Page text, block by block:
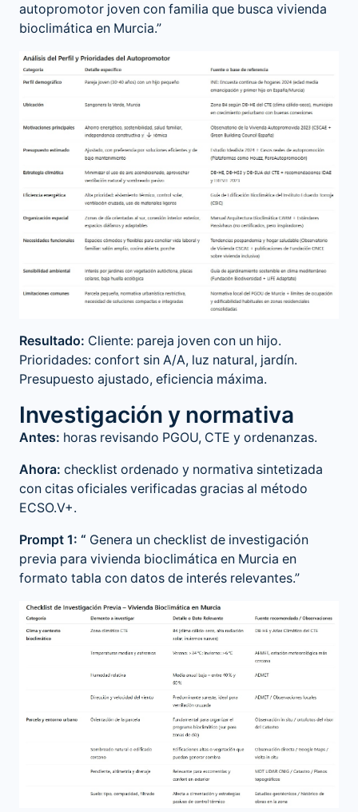
autopromotor joven con familia que busca vivienda
bioclimática en Murcia.”
Resultado: Cliente: pareja joven con un hijo.
Prioridades: confort sin A/A, luz natural, jardín.
Presupuesto ajustado, eficiencia máxima.
Investigación y normativa
Antes: horas revisando PGOU, CTE y ordenanzas.
Ahora: checklist ordenado y normativa sintetizada
con citas oficiales verificadas gracias al método
ECSO.V+.
Prompt 1: “ Genera un checklist de investigación
previa para vivienda bioclimática en Murcia en
formato tabla con datos de interés relevantes.”